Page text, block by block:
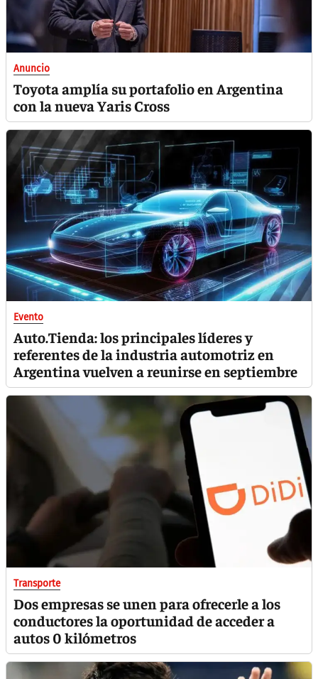
Anuncio
Toyota amplía su portafolio en Argentina
con la nueva Yaris Cross
Evento
Auto.Tienda: los principales líderes y
referentes de la industria automotriz en
Argentina vuelven a reunirse en septiembre
Transporte
Dos empresas se unen para ofrecerle a los
conductores la oportunidad de acceder a
autos 0 kilómetros